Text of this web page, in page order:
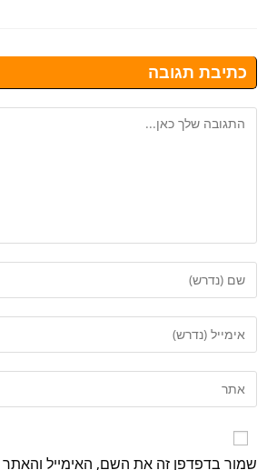
כתיבת תגובה
שמור בדפדפן זה את השם, האימייל